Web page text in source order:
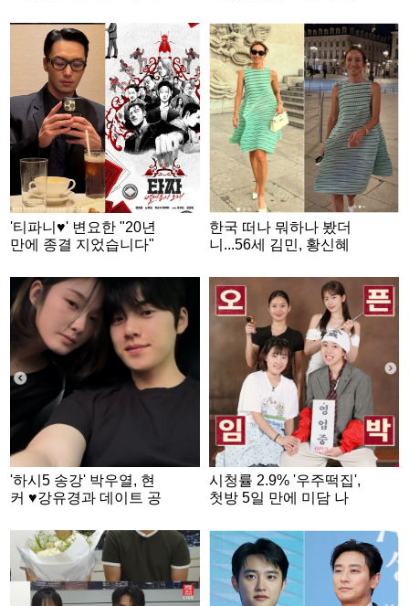
티스트 데뷔곡 최초
독 치료 받았지만 [스타
이슈]
'티파니♥' 변요한 "20년
만에 종결 지었습니다"
한국 떠나 뭐하나 봤더
니...56세 김민, 황신혜
'하시5 송강' 박우열, 현
커 ♥강유경과 데이트 공
[스타이슈]
시청률 2.9% '우주떡집',
첫방 5일 만에 미담 나
은지 통 큰 선물 [스타이
슈]